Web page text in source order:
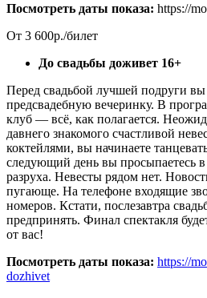
Посмотреть даты показа: https://
От 3 600р./билет
До свадьбы доживет 16+
Перед свадьбой лучшей подруги
предсвадебную вечеринку. В
клуб — всё, как полагается.
давнего знакомого счастливой
коктейлями, вы начинаете
следующий день вы просыпаетесь в
разруха. Невесты рядом нет.
пугающе. На телефоне входящие
номеров. Кстати, послезавтра
предпринять. Финал спектакля
от вас!
Посмотреть даты показа: https://
dozhivet